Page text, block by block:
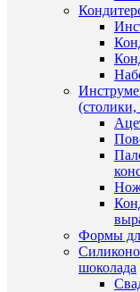
Формы
шоколада